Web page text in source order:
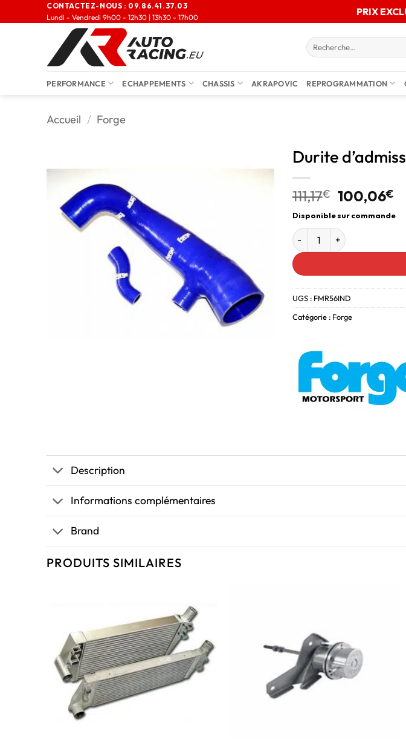
CONTACTEZ-NOUS : 09.86.41.37.03
Lundi - Vendredi 9h00 - 12h30 | 13h30 - 17h00
PRIX
PERFORMANCE ECHAPPEMENTS CHASSIS AKRAPOVIC REPROGRAMMATION
Accueil / Forge
Durite
111,17€ 100,06€
Disponible sur commande
UGS : FMR56IND
Catégorie : Forge
Description
Informations complémentaires
Brand
PRODUITS SIMILAIRES